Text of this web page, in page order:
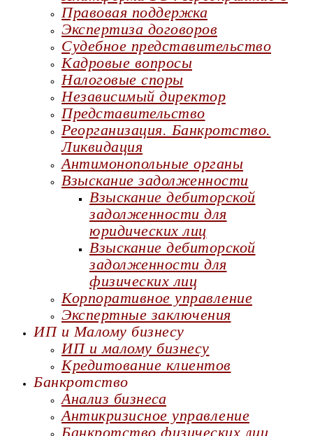
Правовая поддержка
Экспертиза договоров
Судебное представительство
Кадровые вопросы
Налоговые споры
Независимый директор
Представительство
Реорганизация. Банкротство.
Ликвидация
Антимонопольные органы
Взыскание задолженности
Взыскание дебиторской
задолженности для
юридических лиц
Взыскание дебиторской
задолженности для
физических лиц
Корпоративное управление
Экспертные заключения
ИП и Малому бизнесу
ИП и малому бизнесу
Кредитование клиентов
Банкротство
Анализ бизнеса
Антикризисное управление
Банкротство физических лиц